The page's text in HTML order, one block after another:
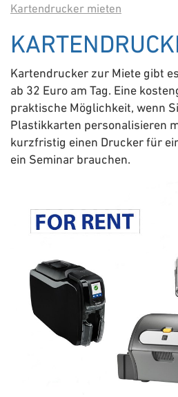
Kartendrucker mieten
Kartendrucker zur Miete gibt
ab 32 Euro am Tag. Eine
praktische Möglichkeit, wenn
Plastikkarten personalisieren
kurzfristig einen Drucker für
ein Seminar brauchen.